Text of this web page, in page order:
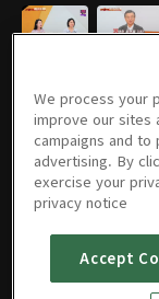
150회
03/30/2026 • 45분
149회
We process your
improve our sites
campaigns and
advertising. By
exercise your
privacy notice
Accept